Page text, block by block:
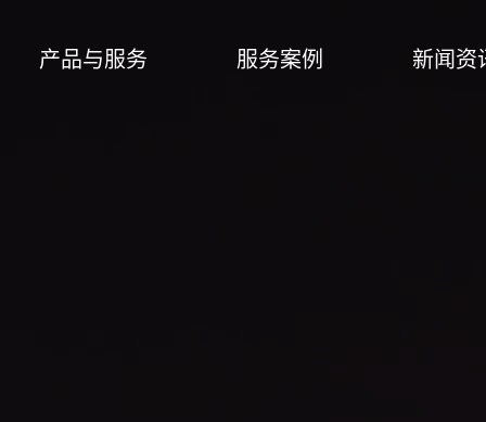
产品与服务 服务案例 新闻资